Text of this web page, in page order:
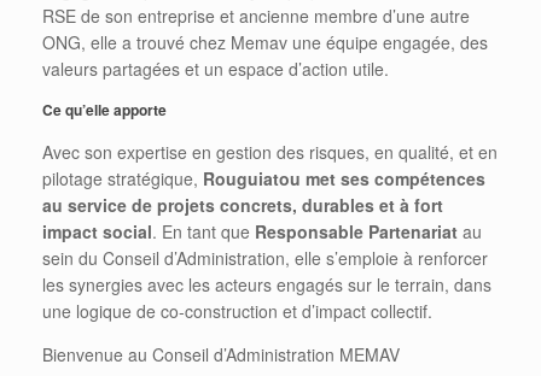
RSE de son entreprise et ancienne membre d’une autre
ONG, elle a trouvé chez Memav une équipe engagée, des
valeurs partagées et un espace d’action utile.
Ce qu’elle apporte
Avec son expertise en gestion des risques, en qualité, et en
pilotage stratégique, Rouguiatou met ses compétences
au service de projets concrets, durables et à fort
impact social. En tant que Responsable Partenariat au
sein du Conseil d’Administration, elle s’emploie à renforcer
les synergies avec les acteurs engagés sur le terrain, dans
une logique de co-construction et d’impact collectif.
Bienvenue au Conseil d’Administration MEMAV